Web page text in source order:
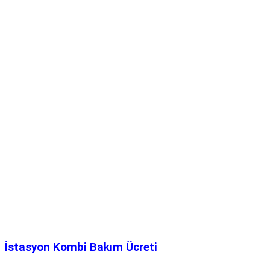
İstasyon Kombi Bakım Ücreti